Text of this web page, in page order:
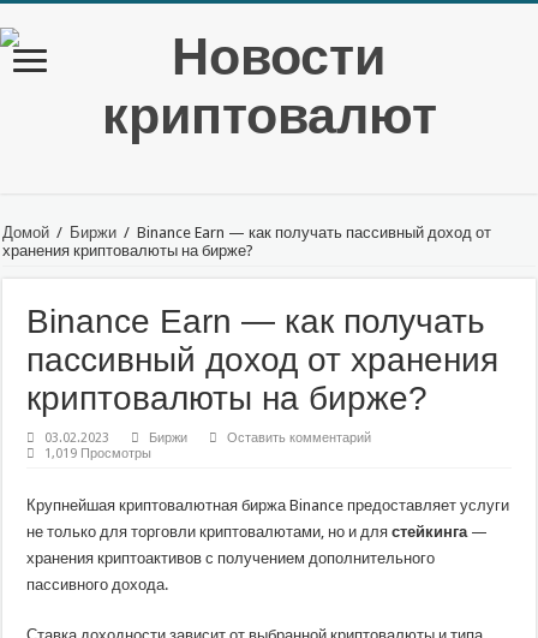
Домой / Биржи / Binance Earn — как получать пассивный доход от
хранения криптовалюты на бирже?
Binance Earn — как получать
пассивный доход от хранения
криптовалюты на бирже?
03.02.2023 Биржи
Оставить комментарий
1,019 Просмотры
Крупнейшая криптовалютная биржа Binance предоставляет услуги
не только для торговли криптовалютами, но и длястейкинга—
хранения криптоактивов с получением дополнительного
пассивного дохода.